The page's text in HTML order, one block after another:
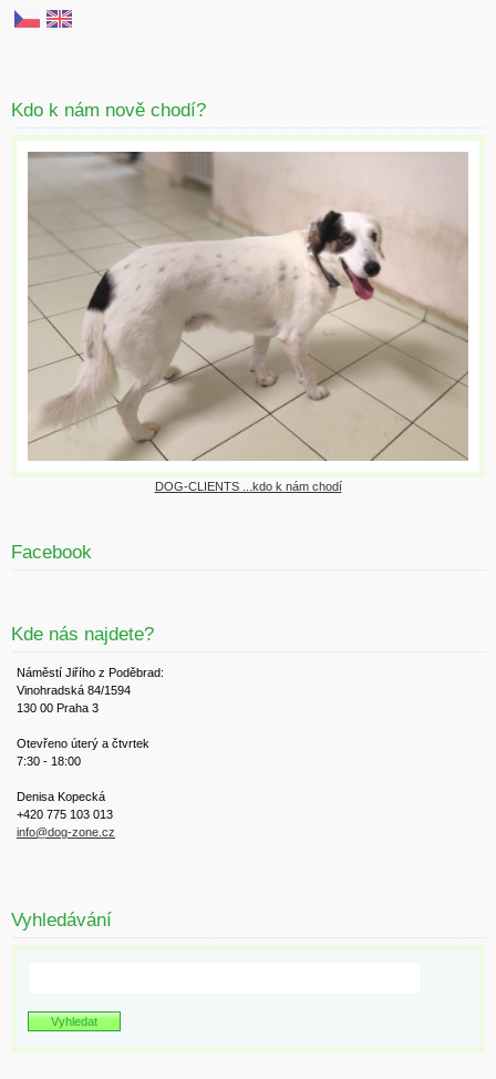
Kdo k nám nově chodí?
DOG-CLIENTS ...kdo k nám chodí
Facebook
Kde nás najdete?
Náměstí Jiřího z Poděbrad:
Vinohradská 84/1594
130 00 Praha 3
Otevřeno úterý a čtvrtek
7:30 - 18:00
Denisa Kopecká
+420 775 103 013
info@dog-zone.cz
Vyhledávání